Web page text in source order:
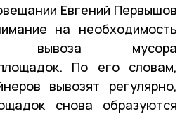
Евгений Первышов
на необходимость
вывоза мусора
По его словам,
вывозят регулярно,
снова образуются